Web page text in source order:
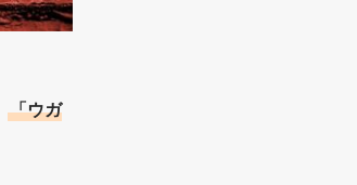
「ウガ